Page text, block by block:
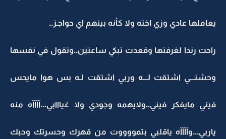
يعاملها عادي وزي اخته ولا كأنه بينهم اي حواجـز..
راحت رندا لغرفتها وقعدت تبكي ساعتين..وتقول في نفسها
وحشنـــي اشتقت لـــه وربي اشتقت لـه بس هوا مايحس
فيني مايفكر فيني..ولايهمه وجودي ولا غيااابي...آآآآه منه
ياربي...وآآآآه ياقلبي بتمووووت من قهرك وحسرتك وحبك